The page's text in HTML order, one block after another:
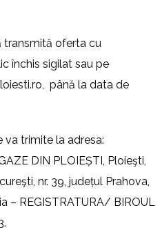
transmită oferta cu
închis sigilat sau pe
, până la data de
va trimite la adresa:
DIN PLOIEȘTI, Ploieşti,
nr. 39, județul Prahova,
– REGISTRATURA/ BIROUL